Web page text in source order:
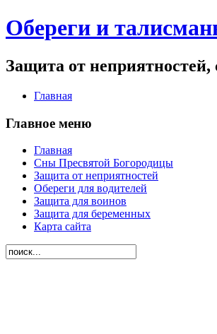
Обереги и
Защита от неприятностей,
Главная
Главное меню
Главная
Сны Пресвятой Богородицы
Защита от неприятностей
Обереги для водителей
Защита для воинов
Защита для беременных
Карта сайта